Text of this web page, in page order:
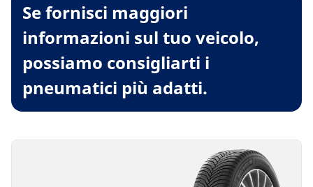
Se fornisci maggiori
informazioni sul tuo veicolo,
possiamo consigliarti i
pneumatici più adatti.